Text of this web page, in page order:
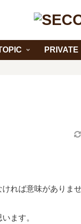
PRIVATE
れば意味がありま
ます。